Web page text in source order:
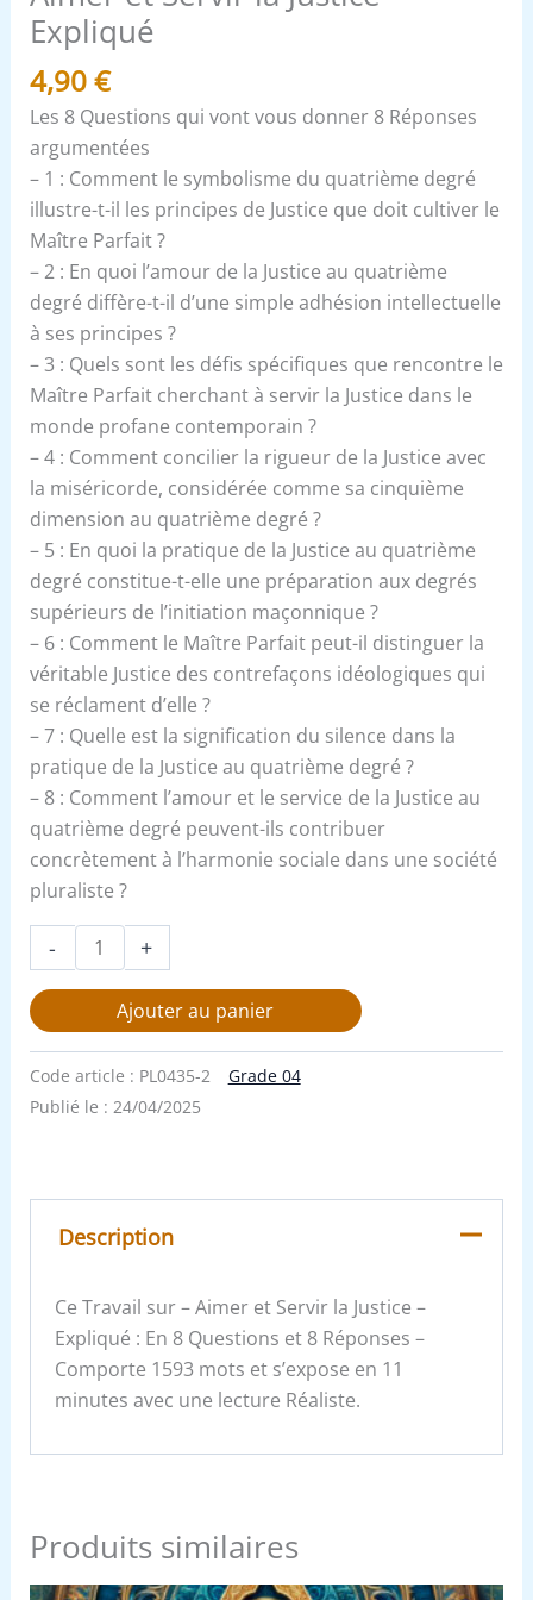
Expliqué
4,90€
Les 8 Questions qui vont vous donner 8 Réponses
argumentées
– 1 : Comment le symbolisme du quatrième degré
illustre-t-il les principes de Justice que doit cultiver le
Maître Parfait ?
– 2 : En quoi l’amour de la Justice au quatrième
degré diffère-t-il d’une simple adhésion intellectuelle
à ses principes ?
– 3 : Quels sont les défis spécifiques que rencontre le
Maître Parfait cherchant à servir la Justice dans le
monde profane contemporain ?
– 4 : Comment concilier la rigueur de la Justice avec
la miséricorde, considérée comme sa cinquième
dimension au quatrième degré ?
– 5 : En quoi la pratique de la Justice au quatrième
degré constitue-t-elle une préparation aux degrés
supérieurs de l’initiation maçonnique ?
– 6 : Comment le Maître Parfait peut-il distinguer la
véritable Justice des contrefaçons idéologiques qui
se réclament d’elle ?
– 7 : Quelle est la signification du silence dans la
pratique de la Justice au quatrième degré ?
– 8 : Comment l’amour et le service de la Justice au
quatrième degré peuvent-ils contribuer
concrètement à l’harmonie sociale dans une société
pluraliste ?
- +
Ajouter au panier
Code article : PL0435-2
Grade 04
Publié le : 24/04/2025
Description
Ce Travail sur – Aimer et Servir la Justice –
Expliqué : En 8 Questions et 8 Réponses –
Comporte 1593 mots et s’expose en 11
minutes avec une lecture Réaliste.
Produits similaires